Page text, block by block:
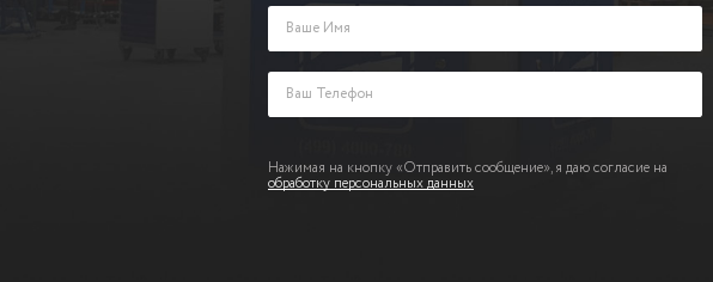
Нажимая на кнопку «Отправить сообщение», я даю согласие на
обработку персональных данных